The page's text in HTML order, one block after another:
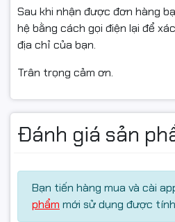
dấu lắp thử mạnh tay
Còn nguyên vẹn, đủ hộp/tem/
có)
Không hỗ trợ đổi/hoàn nếu: lắp
hỏng, hoặc không có video mở
#Canon2900 #Canon3000
#linhkienmayin #mayinlaser
#NgocThoComputer
Sau khi nhận được đơn hàng
hệ bằng cách gọi điện lại để
địa chỉ của bạn.
Trân trọng cảm ơn.
Đánh giá sản
Bạn tiến hàng mua và cài
phẩm mới sử dụng được